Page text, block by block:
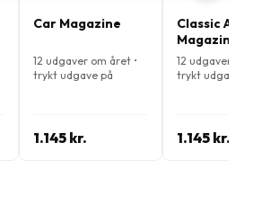
Car Magazine
12 udgaver om året •
trykt udgave på
1.145 kr.
Classic
Magazine
12 udgaver om
trykt udgave
1.145 kr.